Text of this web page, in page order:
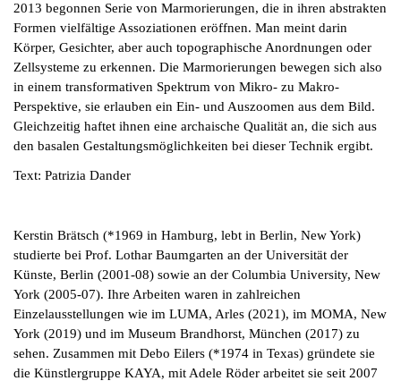
2013 begonnen Serie von Marmorierungen, die in ihren abstrakten
Formen vielfältige Assoziationen eröffnen. Man meint darin
Körper, Gesichter, aber auch topographische Anordnungen oder
Zellsysteme zu erkennen. Die Marmorierungen bewegen sich also
in einem transformativen Spektrum von Mikro- zu Makro-
Perspektive, sie erlauben ein Ein- und Auszoomen aus dem Bild.
Gleichzeitig haftet ihnen eine archaische Qualität an, die sich aus
den basalen Gestaltungsmöglichkeiten bei dieser Technik ergibt.
Text: Patrizia Dander
Kerstin Brätsch (*1969 in Hamburg, lebt in Berlin, New York)
studierte bei Prof. Lothar Baumgarten an der Universität der
Künste, Berlin (2001-08) sowie an der Columbia University, New
York (2005-07). Ihre Arbeiten waren in zahlreichen
Einzelausstellungen wie im LUMA, Arles (2021), im MOMA, New
York (2019) und im Museum Brandhorst, München (2017) zu
sehen. Zusammen mit Debo Eilers (*1974 in Texas) gründete sie
die Künstlergruppe KAYA, mit Adele Röder arbeitet sie seit 2007